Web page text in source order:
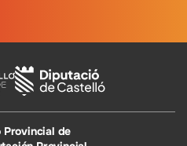
Provincial de